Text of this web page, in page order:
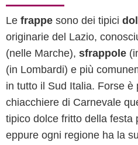
Le frappe sono dei tipici
originarie del Lazio,
(nelle Marche), sfrappole
(in Lombardi) e più
in tutto il Sud Italia. Forse è
chiacchiere di Carnevale
tipico dolce fritto della festa
eppure ogni regione ha la